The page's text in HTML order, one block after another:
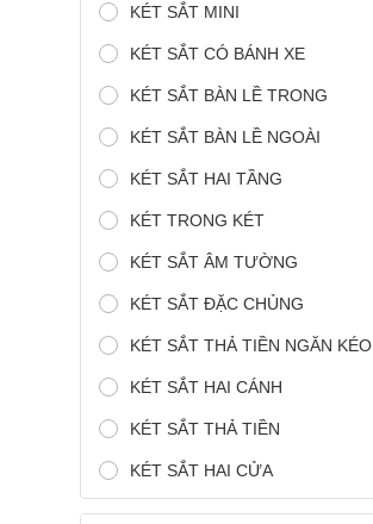
KÉT SẮT MINI
KÉT SẮT CÓ BÁNH XE
KÉT SẮT BÀN LỀ TRONG
KÉT SẮT BÀN LỀ NGOÀI
KÉT SẮT HAI TẦNG
KÉT TRONG KÉT
KÉT SẮT ÂM TƯỜNG
KÉT SẮT ĐẶC CHỦNG
KÉT SẮT THẢ TIỀN NGĂN KÉO
KÉT SẮT HAI CÁNH
KÉT SẮT THẢ TIỀN
KÉT SẮT HAI CỬA